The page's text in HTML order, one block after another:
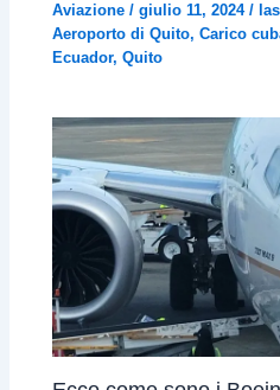
Aviazione /giulio 11, 2024/
Aeroporto di Quito,Carico
Ecuador,Quito